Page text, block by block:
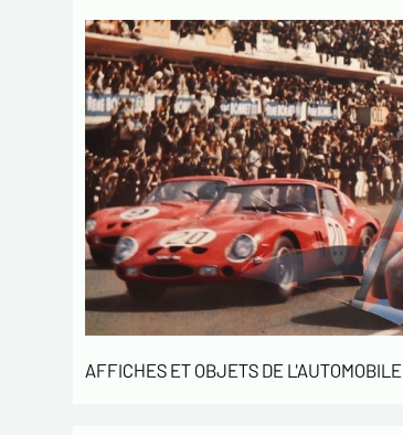
AFFICHES ET OBJETS DE L'AUTOMOBILE